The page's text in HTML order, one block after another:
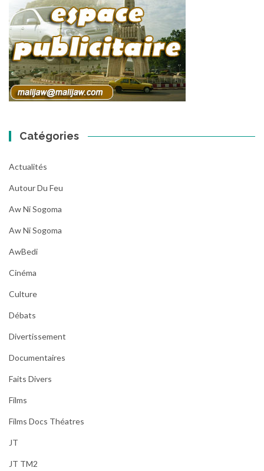
Catégories
Actualités
Autour Du Feu
Aw Ni Sogoma
Aw Ni Sogoma
AwBedi
Cinéma
Culture
Débats
Divertissement
Documentaires
Faits Divers
Films
Films Docs Théatres
JT
JT TM2